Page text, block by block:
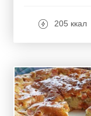
205 ккал